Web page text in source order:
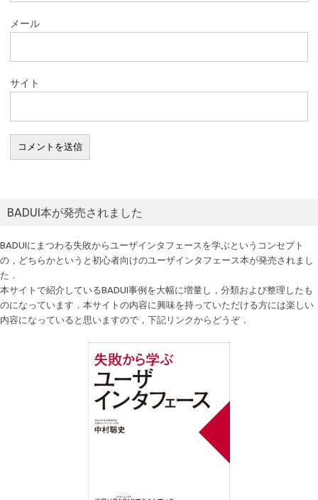
メール
サイト
BADUI本が発売されました
BADUIにまつわる失敗からユーザインタフェースを学ぶというコンセプト
の，どちらかというと初心者向けのユーザインタフェース本が発売されまし
た．
本サイトで紹介しているBADUI事例を大幅に増量し，分類および整理したも
のになっています．本サイトの内容に興味を持っていただける方には楽しい
内容になっていると思いますので，下記リンクからどうぞ．